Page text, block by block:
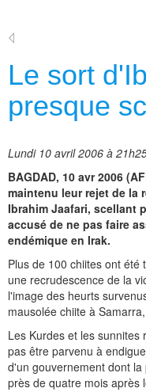
Le sort
presque
Lundi 10 avril 2006 à
BAGDAD, 10 avr 2006
maintenu leur rejet de la
Ibrahim Jaafari, scellant
accusé de ne pas faire
endémique en Irak.
Plus de 100 chiites ont
une recrudescence de la
l'image des heurts
mausolée chiite à
Les Kurdes et les
pas être parvenu à
d'un gouvernement dont
près de quatre mois après